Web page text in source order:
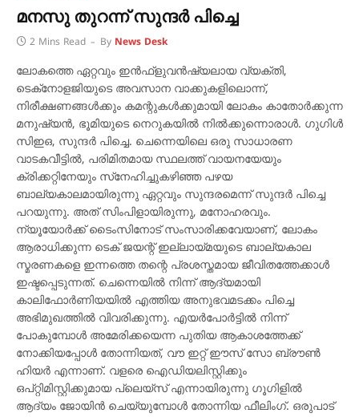
മനസു തുറന്ന് സുന്ദര്‍ പിച്ചെ
2 Mins Read By News Desk
ലോകത്തെ ഏറ്റവും ഇന്‍ഫ്‌ളുവന്‍ഷ്യലായ വ്യക്തി,
ടെക്‌നോളജിയുടെ അവസാന വാക്കുകളിലൊന്ന്,
നിരീക്ഷണങ്ങള്‍ക്കും കമന്റുകള്‍ക്കുമായി ലോകം കാതോര്‍ക്കുന്ന
മനുഷ്യന്‍, ഭൂമിയുടെ നെറുകയില്‍ നില്‍ക്കുന്നൊരാള്‍. ഗുഗിള്‍
സിഇഒ, സുന്ദര്‍ പിച്ചെ. ചെന്നെയിലെ ഒരു സാധാരണ
വാടകവീട്ടില്‍, പരിമിതമായ സ്ഥലത്ത് വായനയേയും
ക്രിക്കറ്റിനേയും സ്‌നേഹിച്ചുകഴിഞ്ഞ പഴയ
ബാല്യകാലമായിരുന്നു ഏറ്റവും സുന്ദരമെന്ന് സുന്ദര്‍ പിച്ചെ
പറയുന്നു. അത് സിംപിളായിരുന്നു, മനോഹരവും.
ന്യൂയോര്‍ക്ക് ടൈംസിനോട് സംസാരിക്കവേയാണ്, ലോകം
ആരാധിക്കുന്ന ടെക് ജയന്റ് ഇല്ലായ്മയുടെ ബാല്യകാല
സ്മരണകളെ ഇന്നത്തെ തന്റെ പ്രശസ്തമായ ജീവിതത്തേക്കാള്‍
ഇഷ്ടപ്പെടുന്നത്. ചെന്നെയില്‍ നിന്ന് ആദ്യമായി
കാലിഫോര്‍ണിയയില്‍ എത്തിയ അനുഭവമടക്കം പിച്ചെ
അഭിമുഖത്തില്‍ വിവരിക്കുന്നു. എയര്‍പോര്‍ട്ടില്‍ നിന്ന്
പോകുമ്പോള്‍ അമേരിക്കയെന്ന പുതിയ ആകാശത്തേക്ക്
നോക്കിയപ്പോള്‍ തോന്നിയത്, വൗ ഇറ്റ് ഈസ് സോ ബ്രൗണ്‍
ഹിയര്‍ എന്നാണ്. വളരെ ഐഡിയലിസ്റ്റിക്കും
ഒപ്റ്റിമിസ്റ്റിക്കുമായ പ്ലെയ്‌സ് എന്നായിരുന്നു ഗൂഗിളില്‍
ആദ്യം ജോയിന്‍ ചെയ്യുമ്പോള്‍ തോന്നിയ ഫീലിംഗ്. ഒരുപാട്